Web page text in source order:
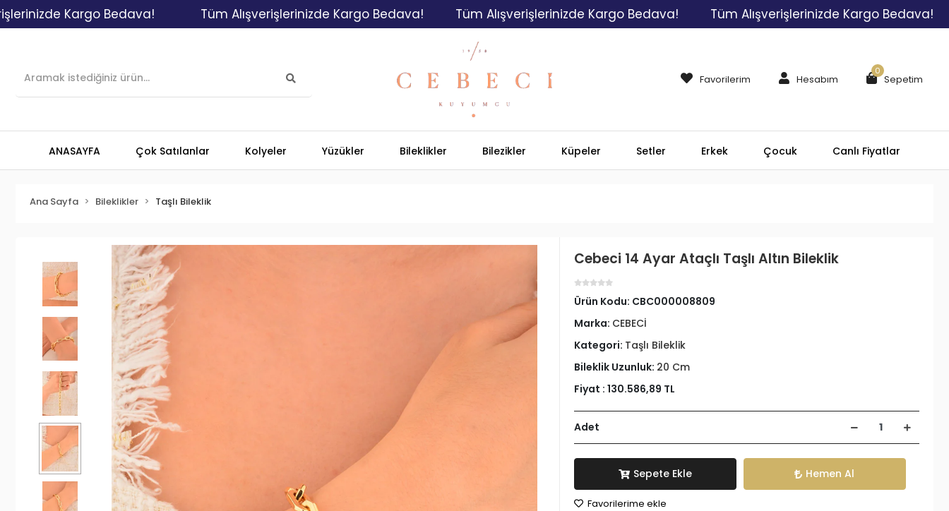
Kargo Bedava! Tüm Alışverişlerinizde Kargo Bedava! Tüm Alışverişlerinizde Kargo Bedava! Tüm Alışverişlerinizde Kargo Bedava! Tüm
Favorilerim Hesabım Sepetim
0
ANASAYFA Çok Satılanlar Kolyeler Yüzükler Bileklikler Bilezikler Küpeler Setler Erkek Çocuk Canlı Fiyatlar
Ana Sayfa Bileklikler Taşlı Bileklik
Cebeci 14 Ayar Ataçlı Taşlı Altın Bileklik
Ürün Kodu: CBC000008809
Marka: CEBECİ
Kategori: Taşlı Bileklik
Bileklik Uzunluk: 20 Cm
Fiyat : 130.586,89 TL
Adet
Sepete Ekle Hemen Al
Favorilerime ekle